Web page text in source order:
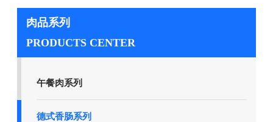
肉品系列
PRODUCTS CENTER
午餐肉系列
德式香肠系列